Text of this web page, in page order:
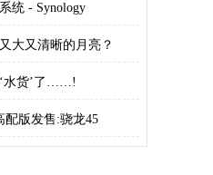
统 - Synology
大又清晰的月亮？
水货’了……!
配版发售:骁龙45